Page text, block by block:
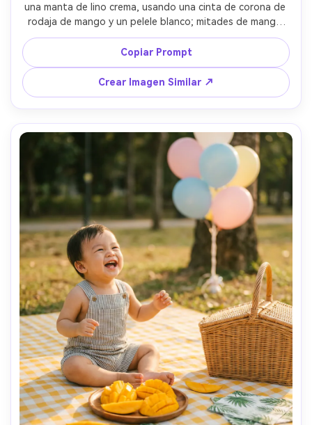
una manta de lino crema, usando una cinta de corona de
rodaja de mango y un pelele blanco; mitades de mango
maduro y hojas verdes dispuestas de manera segura
alrededor del bebé, luz natural suave de ventana, paleta
de colores cálidos tropicales, poca profundidad de
campo, tomada con Canon EOS R5, 85mm f/1.8, a la altura
de los ojos, enfoque nítido en los ojos, textura de piel
fotorrealista, bokeh suave, retrato editorial de estilo de
vida --ar 4:5
Copiar Prompt
Crear Imagen Similar ↗